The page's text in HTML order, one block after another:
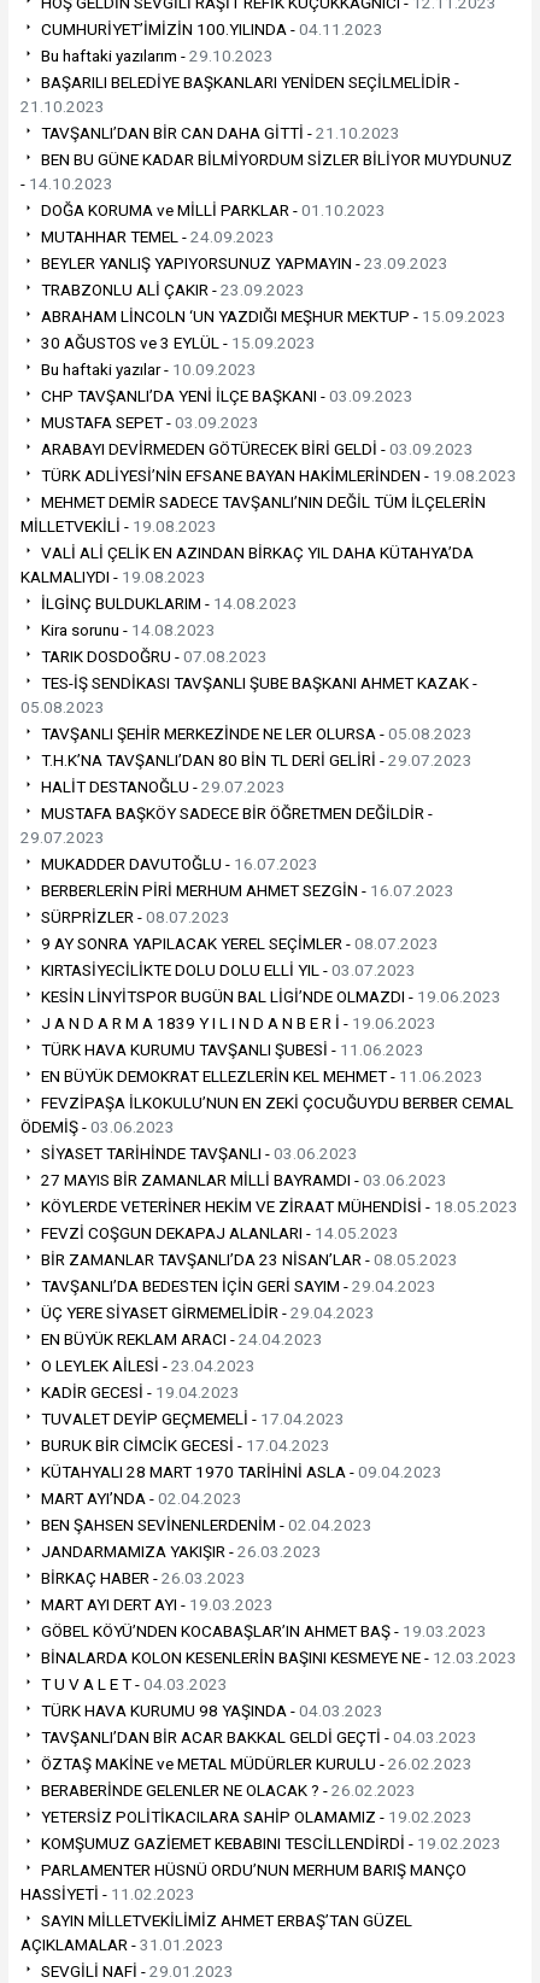
CUMHURİYET’İMİZİN 100.YILINDA -04.11.2023
Bu haftaki yazılarım -29.10.2023
BAŞARILI BELEDİYE BAŞKANLARI YENİDEN SEÇİLMELİDİR -
21.10.2023
TAVŞANLI’DAN BİR CAN DAHA GİTTİ -21.10.2023
BEN BU GÜNE KADAR BİLMİYORDUM SİZLER BİLİYOR MUYDUNUZ
- 14.10.2023
DOĞA KORUMA ve MİLLİ PARKLAR -01.10.2023
MUTAHHAR TEMEL -24.09.2023
BEYLER YANLIŞ YAPIYORSUNUZ YAPMAYIN -23.09.2023
TRABZONLU ALİ ÇAKIR -23.09.2023
ABRAHAM LİNCOLN ‘UN YAZDIĞI MEŞHUR MEKTUP - 15.09.2023
30 AĞUSTOS ve 3 EYLÜL - 15.09.2023
Bu haftaki yazılar - 10.09.2023
CHP TAVŞANLI’DA YENİ İLÇE BAŞKANI -03.09.2023
MUSTAFA SEPET -03.09.2023
ARABAYI DEVİRMEDEN GÖTÜRECEK BİRİ GELDİ -03.09.2023
TÜRK ADLİYESİ’NİN EFSANE BAYAN HAKİMLERİNDEN - 19.08.2023
MEHMET DEMİR SADECE TAVŞANLI’NIN DEĞİL TÜM İLÇELERİN
MİLLETVEKİLİ - 19.08.2023
VALİ ALİ ÇELİK EN AZINDAN BİRKAÇ YIL DAHA KÜTAHYA’DA
KALMALIYDI - 19.08.2023
İLGİNÇ BULDUKLARIM - 14.08.2023
Kira sorunu - 14.08.2023
TARIK DOSDOĞRU -07.08.2023
TES-İŞ SENDİKASI TAVŞANLI ŞUBE BAŞKANI AHMET KAZAK -
05.08.2023
TAVŞANLI ŞEHİR MERKEZİNDE NE LER OLURSA -05.08.2023
T.H.K’NA TAVŞANLI’DAN 80 BİN TL DERİ GELİRİ -29.07.2023
HALİT DESTANOĞLU -29.07.2023
MUSTAFA BAŞKÖY SADECE BİR ÖĞRETMEN DEĞİLDİR -
29.07.2023
MUKADDER DAVUTOĞLU - 16.07.2023
BERBERLERİN PİRİ MERHUM AHMET SEZGİN - 16.07.2023
SÜRPRİZLER -08.07.2023
9 AY SONRA YAPILACAK YEREL SEÇİMLER -08.07.2023
KIRTASİYECİLİKTE DOLU DOLU ELLİ YIL -03.07.2023
KESİN LİNYİTSPOR BUGÜN BAL LİGİ’NDE OLMAZDI - 19.06.2023
J A N D A R M A 1839 Y I L I N D A N B E R İ - 19.06.2023
TÜRK HAVA KURUMU TAVŞANLI ŞUBESİ - 11.06.2023
EN BÜYÜK DEMOKRAT ELLEZLERİN KEL MEHMET - 11.06.2023
FEVZİPAŞA İLKOKULU’NUN EN ZEKİ ÇOCUĞUYDU BERBER CEMAL
ÖDEMİŞ -03.06.2023
SİYASET TARİHİNDE TAVŞANLI -03.06.2023
27 MAYIS BİR ZAMANLAR MİLLİ BAYRAMDI -03.06.2023
KÖYLERDE VETERİNER HEKİM VE ZİRAAT MÜHENDİSİ - 18.05.2023
FEVZİ COŞGUN DEKAPAJ ALANLARI - 14.05.2023
BİR ZAMANLAR TAVŞANLI’DA 23 NİSAN’LAR -08.05.2023
TAVŞANLI’DA BEDESTEN İÇİN GERİ SAYIM -29.04.2023
ÜÇ YERE SİYASET GİRMEMELİDİR -29.04.2023
EN BÜYÜK REKLAM ARACI -24.04.2023
O LEYLEK AİLESİ -23.04.2023
KADİR GECESİ - 19.04.2023
TUVALET DEYİP GEÇMEMELİ - 17.04.2023
BURUK BİR CİMCİK GECESİ - 17.04.2023
KÜTAHYALI 28 MART 1970 TARİHİNİ ASLA -09.04.2023
MART AYI’NDA -02.04.2023
BEN ŞAHSEN SEVİNENLERDENİM -02.04.2023
JANDARMAMIZA YAKIŞIR -26.03.2023
BİRKAÇ HABER -26.03.2023
MART AYI DERT AYI - 19.03.2023
GÖBEL KÖYÜ’NDEN KOCABAŞLAR’IN AHMET BAŞ - 19.03.2023
BİNALARDA KOLON KESENLERİN BAŞINI KESMEYE NE - 12.03.2023
T U V A L E T -04.03.2023
TÜRK HAVA KURUMU 98 YAŞINDA -04.03.2023
TAVŞANLI’DAN BİR ACAR BAKKAL GELDİ GEÇTİ -04.03.2023
ÖZTAŞ MAKİNE ve METAL MÜDÜRLER KURULU -26.02.2023
BERABERİNDE GELENLER NE OLACAK ? -26.02.2023
YETERSİZ POLİTİKACILARA SAHİP OLAMAMIZ - 19.02.2023
KOMŞUMUZ GAZİEMET KEBABINI TESCİLLENDİRDİ - 19.02.2023
PARLAMENTER HÜSNÜ ORDU’NUN MERHUM BARIŞ MANÇO
HASSİYETİ - 11.02.2023
SAYIN MİLLETVEKİLİMİZ AHMET ERBAŞ’TAN GÜZEL
AÇIKLAMALAR -31.01.2023
SEVGİLİ NAFİ -29.01.2023